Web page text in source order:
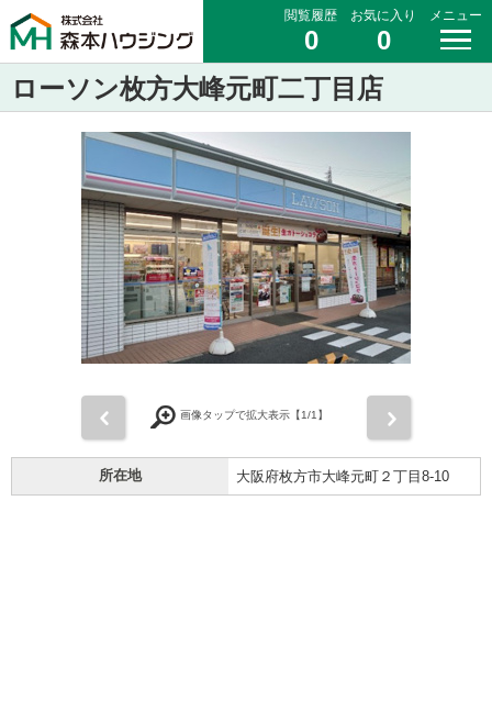
閲覧履歴
0
お気に入り
0
メニュー
ローソン枚方大峰元町二丁目店
画像タップで拡大表示【1/1】
所在地 大阪府枚方市大峰元町２丁目8-10